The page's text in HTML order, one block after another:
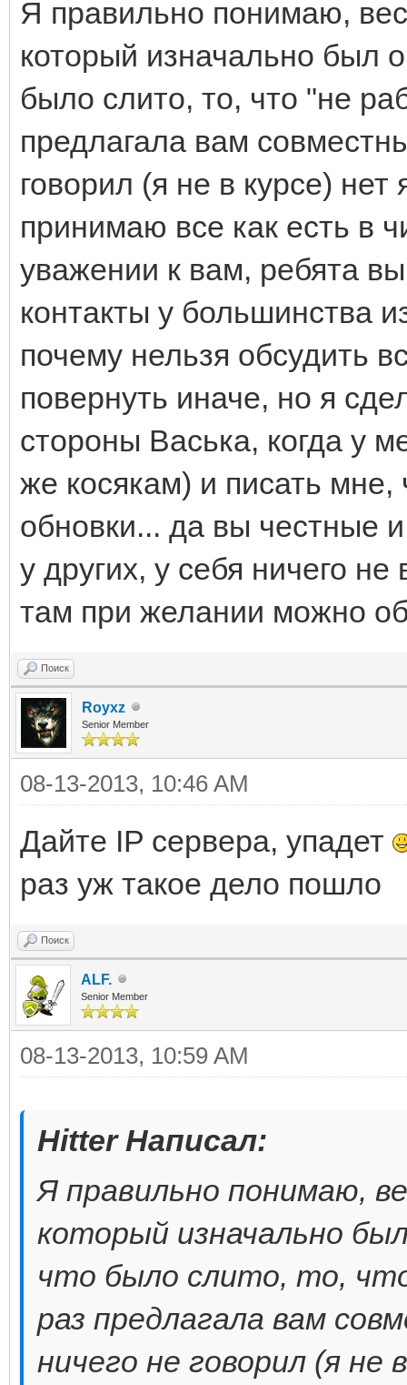
Я правильно понимаю,
который изначально был
было слито, то, что "не
предлагала вам
говорил (я не в курсе)
принимаю все как есть в
уважении к вам, ребята
контакты у большинства
почему нельзя обсудить
повернуть иначе, но я
стороны Васька, когда у
же косякам) и писать мне,
обновки... да вы честные
у других, у себя ничего
там при желании можно
Поиск
Royxz
Senior Member
08-13-2013, 10:46 AM
Дайте IP сервера, упадет
раз уж такое дело пошло
Поиск
ALF.
Senior Member
08-13-2013, 10:59 AM
Hitter Написал:
Я правильно понимаю,
который изначально
что было слито, то,
раз предлагала вам
ничего не говорил (я не